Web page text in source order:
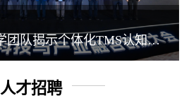
文献速递｜深圳大学团队揭示个体化TMS认知增强背后的神经机制
人才招聘